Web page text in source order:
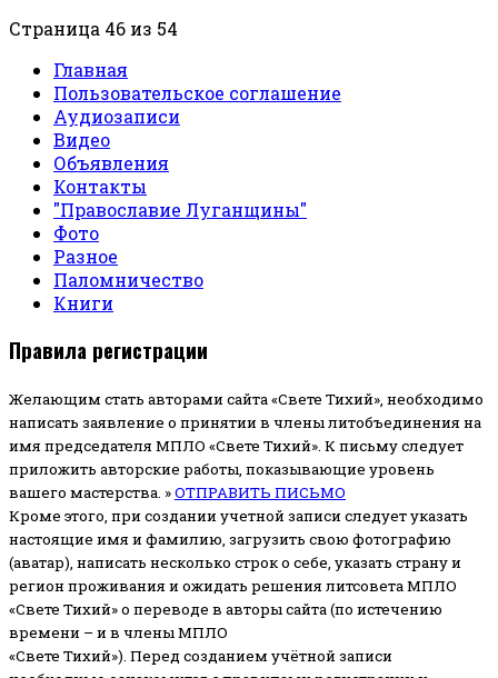
Страница 46 из 54
Главная
Пользовательское соглашение
Аудиозаписи
Видео
Объявления
Контакты
"Православие Луганщины"
Фото
Разное
Паломничество
Книги
Правила регистрации
Желающим стать авторами сайта «Свете Тихий», необходимо
написать заявление о принятии в члены литобъединения на
имя председателя МПЛО «Свете Тихий». К письму следует
приложить авторские работы, показывающие уровень
вашего мастерства. »ОТПРАВИТЬ ПИСЬМО
Кроме этого, при создании учетной записи следует указать
настоящие имя и фамилию, загрузить свою фотографию
(аватар), написать несколько строк о себе, указать страну и
регион проживания и ожидать решения литсовета МПЛО
«Свете Тихий» о переводе в авторы сайта (по истечению
времени – и в члены МПЛО
«Свете Тихий»). Перед созданием учётной записи